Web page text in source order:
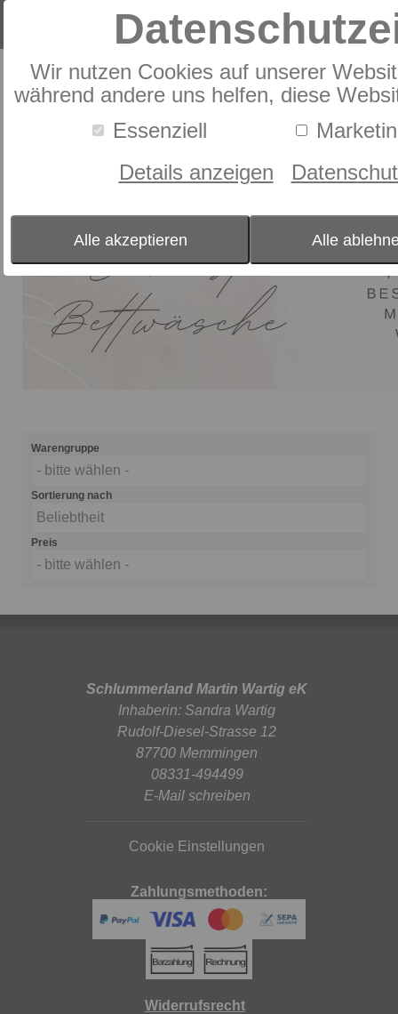
Wir nutzen Cookies auf unserer
während andere uns helfen, diese
Essenziell
Details anzeigen
Alle akzeptieren Alle
Produkte Bettwäsche
Mako-Brokat-Damast
Bettwäsche
Bettwäsche
Warengruppe
- bitte wählen -
Sortierung nach
Beliebtheit
Preis
- bitte wählen -
Schlummerland Martin Wartig eK
Inhaberin: Sandra Wartig
Rudolf-Diesel-Strasse 12
87700 Memmingen
08331-494499
E-Mail schreiben
Cookie Einstellungen
Zahlungsmethoden:
Widerrufsrecht